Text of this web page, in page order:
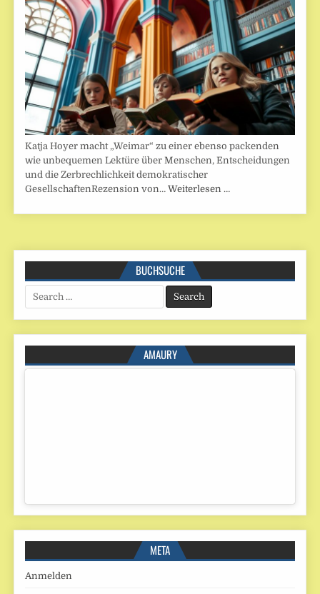
Katja Hoyer macht „Weimar“ zu einer ebenso packenden
wie unbequemen Lektüre über Menschen, Entscheidungen
und die Zerbrechlichkeit demokratischer
GesellschaftenRezension von…Weiterlesen …
BUCHSUCHE
Search
for:
AMAURY
META
Anmelden